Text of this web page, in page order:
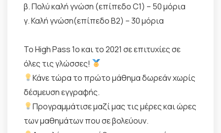
β. Πολύ καλή γνώση (επίπεδο C1) – 50 μόρια
γ. Καλή γνώση(επίπεδο B2) – 30 μόρια
Το Ηigh Pass 1ο και το 2021 σε επιτυχίες σε
όλες τις γλώσσες!
Κάνε τώρα το πρώτο μάθημα δωρεάν χωρίς
δέσμευση εγγραφής.
Προγραμμάτισε μαζί μας τις μέρες και ώρες
των μαθημάτων που σε βολεύουν.